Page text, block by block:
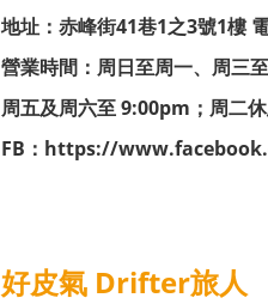
地址：赤峰街41巷1之3號1樓
營業時間：周日至周一、周三
周五及周六至 9:00pm；周二
FB： https://
好皮氣 Drifter旅人